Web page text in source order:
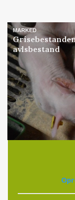
MARKED
avlsbestand